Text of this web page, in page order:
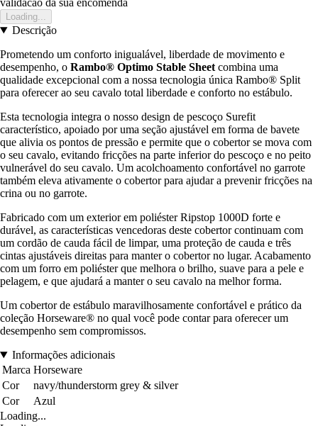
validacao da sua encomenda
Loading...
Descrição
Prometendo um conforto inigualável, liberdade de movimento e
desempenho, o Rambo® Optimo Stable Sheet combina uma
qualidade excepcional com a nossa tecnologia única Rambo® Split
para oferecer ao seu cavalo total liberdade e conforto no estábulo.
Esta tecnologia integra o nosso design de pescoço Surefit
característico, apoiado por uma seção ajustável em forma de bavete
que alivia os pontos de pressão e permite que o cobertor se mova com
o seu cavalo, evitando fricções na parte inferior do pescoço e no peito
vulnerável do seu cavalo. Um acolchoamento confortável no garrote
também eleva ativamente o cobertor para ajudar a prevenir fricções na
crina ou no garrote.
Fabricado com um exterior em poliéster Ripstop 1000D forte e
durável, as características vencedoras deste cobertor continuam com
um cordão de cauda fácil de limpar, uma proteção de cauda e três
cintas ajustáveis direitas para manter o cobertor no lugar. Acabamento
com um forro em poliéster que melhora o brilho, suave para a pele e
pelagem, e que ajudará a manter o seu cavalo na melhor forma.
Um cobertor de estábulo maravilhosamente confortável e prático da
coleção Horseware® no qual você pode contar para oferecer um
desempenho sem compromissos.
Informações adicionais
Marca Horseware
Cor
navy/thunderstorm grey & silver
Cor
Azul
Loading...